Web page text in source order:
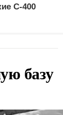
C-400
базу